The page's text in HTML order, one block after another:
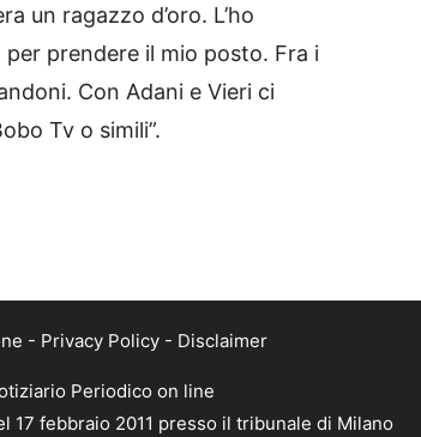
un ragazzo d’oro. L’ho
prendere il mio posto. Fra i
Con Adani e Vieri ci
Tv o simili”.
- Privacy Policy- Disclaimer
Periodico on line
17 febbraio 2011 presso il tribunale di Milano